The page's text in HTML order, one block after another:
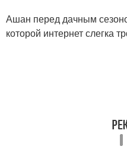
Ашан перед дачным
которой интернет слегка